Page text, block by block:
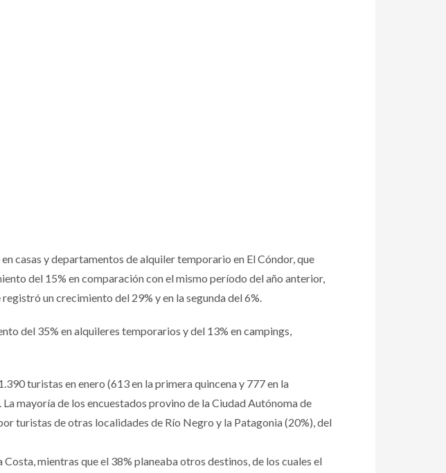
casas y departamentos de alquiler temporario en El Cóndor, que
del 15% en comparación con el mismo período del año anterior,
un crecimiento del 29% y en la segunda del 6%.
del 35% en alquileres temporarios y del 13% en campings,
turistas en enero (613 en la primera quincena y 777 en la
mayoría de los encuestados provino de la Ciudad Autónoma de
turistas de otras localidades de Río Negro y la Patagonia (20%), del
mientras que el 38% planeaba otros destinos, de los cuales el